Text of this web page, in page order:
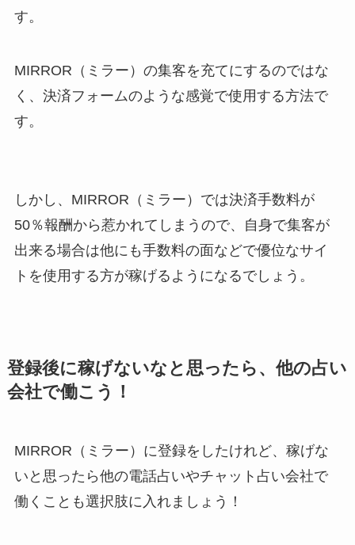
す。
MIRROR（ミラー）の集客を充てにするのではな
く、決済フォームのような感覚で使用する方法で
す。
しかし、MIRROR（ミラー）では決済手数料が
50％報酬から惹かれてしまうので、自身で集客が
出来る場合は他にも手数料の面などで優位なサイ
トを使用する方が稼げるようになるでしょう。
登録後に稼げないなと思ったら、他の占い
会社で働こう！
MIRROR（ミラー）に登録をしたけれど、稼げな
いと思ったら他の電話占いやチャット占い会社で
働くことも選択肢に入れましょう！